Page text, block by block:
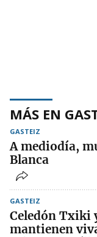
MÁS EN
GASTEIZ
A mediodía,
Blanca
GASTEIZ
Celedón Txiki
mantienen